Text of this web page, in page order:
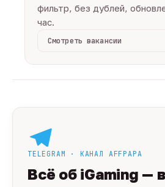
фильтр, без дублей,
час.
Смотреть вакансии
TELEGRAM · КАНАЛ AFFPAPA
Всё об iGaming —